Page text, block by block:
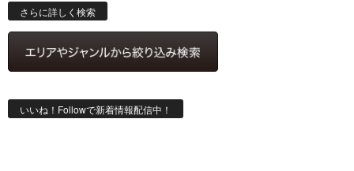
索
さらに詳しく検索
いいね！Followで新着情報配信中！